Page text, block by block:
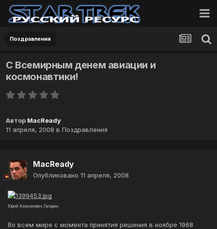
Поздравления
С Всемирным денем авиации и
космонавтики!
Автор MacReady
11 апреля, 2008 в Поздравления
MacReady
Опубликовано 11 апреля, 2008
Юрий Алексеевич Гагарин.
Во всем мире с момента принятия решения в ноябре 1968